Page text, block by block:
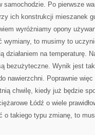
samochodzie. Po pierwsze
ich konstrukcji mieszanek
wyróżniamy opony
to musimy to
działaniem na temperaturę.
bezużyteczne. Wynik jest
nawierzchni. Poprawnie więc
chwilę, kiedy już będzie
Łódź o wiele
o takiego typu zmianę, to